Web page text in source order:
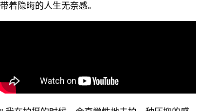
带着隐晦的人生无奈感。